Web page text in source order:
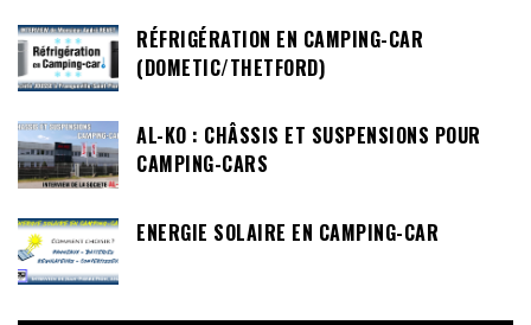
RÉFRIGÉRATION EN CAMPING-CAR
(DOMETIC/THETFORD)
AL-KO : CHÂSSIS ET SUSPENSIONS POUR
CAMPING-CARS
ENERGIE SOLAIRE EN CAMPING-CAR